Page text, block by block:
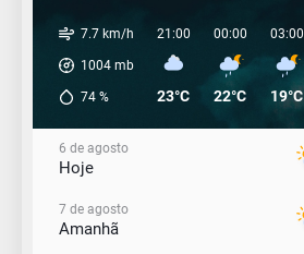
7.7 km/h
1004 mb
74 %
21:00
23°C
00:00
22°C
03:00
19°C
6 de agosto
Hoje
7 de agosto
Amanhã